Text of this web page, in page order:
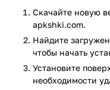
достоинств. Оно
разработчиком Alexey
Особенности
Удобные и гибкие
настроить
Скачайте новую
apkshki.com.
Найдите
чтобы начать
Установите
необходимости